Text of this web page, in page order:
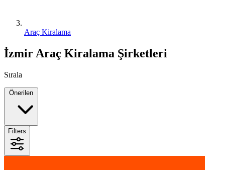
Araç Kiralama
İzmir Araç Kiralama Şirketleri
Sırala
Filters